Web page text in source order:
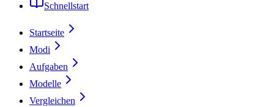
Schnellstart
Startseite
Modi
Aufgaben
Modelle
Vergleichen